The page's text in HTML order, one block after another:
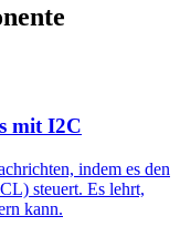
mit I2C
indem es den
steuert. Es lehrt,
kann.